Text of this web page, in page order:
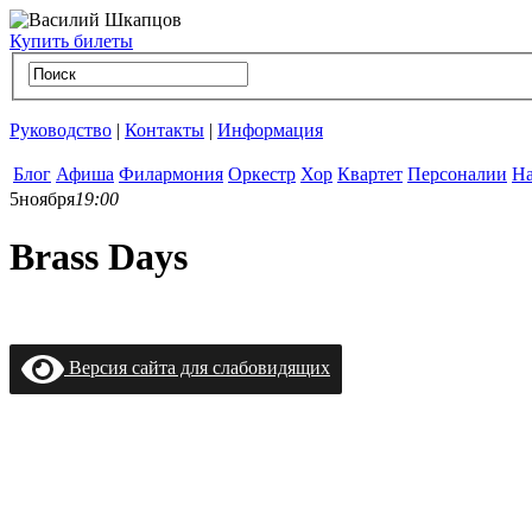
Купить билеты
Руководство | Контакты | Информация
Блог Афиша Филармония Оркестр Хор Квартет Персоналии
5ноября19:00
Brass Days
Версия сайта для слабовидящих